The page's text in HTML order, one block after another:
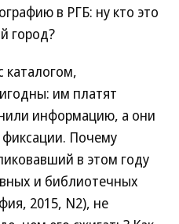
в РГБ: ну кто это
город?
им платят
информацию, а они
Почему
в этом году
и библиотечных
2015, N2), не